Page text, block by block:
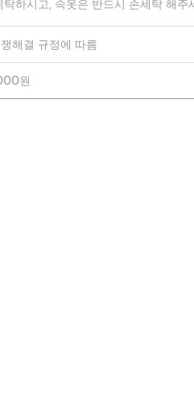
하시고, 속옷은 반드시 손세탁 해
해결 규정에 따름
원